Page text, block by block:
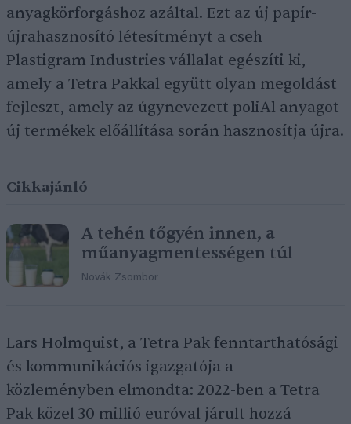
anyagkörforgáshoz azáltal. Ezt az új papír-
újrahasznosító létesítményt a cseh
Plastigram Industries vállalat egészíti ki,
amely a Tetra Pakkal együtt olyan megoldást
fejleszt, amely az úgynevezett poliAl anyagot
új termékek előállítása során hasznosítja újra.
Cikkajánló
A tehén tőgyén innen, a
műanyagmentességen túl
Novák Zsombor
Lars Holmquist, a Tetra Pak fenntarthatósági
és kommunikációs igazgatója a
közleményben elmondta: 2022-ben a Tetra
Pak közel 30 millió euróval járult hozzá